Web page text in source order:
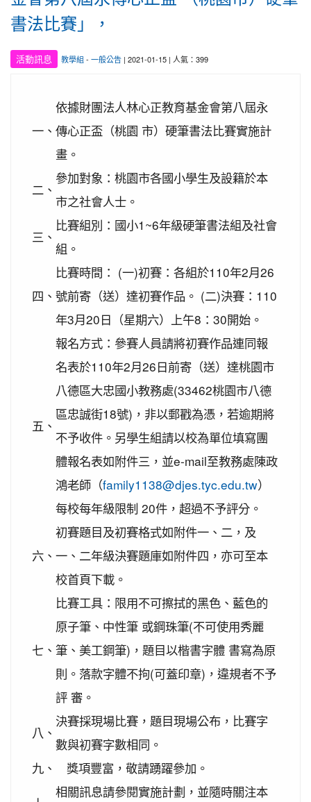
2020-12-14 賀!
本校學生參加110年桃園市中小學
校聯合運動會楊梅區選拔賽成績優異
2020-12-10
園圍棋對抗賽 成績優異
中正盃溜冰錦標賽成績優異
2020-11-16 賀!
恭賀本校六年四班學生林恩如參加
桃園市109年度「3Q達人故事甄選活動」，榮獲EQ
類(國小組)第二名
2020-11-06 賀!
本校學生參加2020年壢運盃羽球錦
標賽成績優異
2020-10-27 賀!
本校學生參加109年桃園市議長盃
跆拳道錦標賽成績優異
2020-10-27 賀!
本校學生參加109年桃園市議長盃
跆拳道錦標賽成績優異
2020-10-27
本校學生參加運動i台灣109年桃園
市平鎮楊梅區羽球社區聯誼賽成績優異
2020-10-27 賀!
本校學生參加109年第30屆會長盃
全國溜冰錦標賽成績優異
2020-10-27 賀!
本校學生參加109年桃園市基層運
動選手訓練站羽球類區域性對抗賽成績優異
2020-10-21
恭喜本校六年六班花逸珊同學參加
「桃園市109學年度學生美術比賽」獲得繪畫類第三
名! 四年四班黃品憲同學獲得繪畫類佳作!
2020-10-05 賀!
本校學生參加109年新竹縣運動i台
灣社區羽球聯誼賽成績優異
2020-09-10 賀!
本校學生參加109年桃園市運動會-
市長盃滑輪溜冰錦標賽暨109年全民運動會代表隊選
拔賽成績優異
2020-09-04 賀!
本校學生參加2020YONEX一線入
魂全國國小羽球分齡賽成績優異
2020-07-15 賀!
本校學生參加2020年第六屆新北市
寶獅萊夏季理事長盃溜冰錦標賽成績優異
2020-07-08
本校學生參加109年桃園市運動會
市長盃溜冰錦標賽成績優異
2020-03-11
2020-01-09 賀!
本校學生參加玄峰盃羽球錦標賽成
績優異
2019-12-20 賀!
本校學生參加108年臺北市中正盃
羽球錦標賽成績優異
書法比賽」，
活動訊息 教學組 - 一般公告| 2021-01-15 | 人氣：399
一、
依據財團法人林心正教育基金會第八屆永
傳心正盃（桃園 市）硬筆書法比賽實施計
畫。
二、
參加對象：桃園市各國小學生及設籍於本
市之社會人士。
三、
比賽組別：國小1~6年級硬筆書法組及社會
組。
四、
比賽時間： (一)初賽：各組於110年2月26
號前寄（送）達初賽作品。 (二)決賽：110
年3月20日（星期六）上午8：30開始。
五、
報名方式：參賽人員請將初賽作品連同報
名表於110年2月26日前寄（送）達桃園市
八德區大忠國小教務處(33462桃園市八德
區忠誠街18號)，非以郵戳為憑，若逾期將
不予收件。另學生組請以校為單位填寫團
體報名表如附件三，並e-mail至教務處陳政
鴻老師（family1138@djes.tyc.edu.tw）
每校每年級限制 20件，超過不予評分。
六、
初賽題目及初賽格式如附件一、二，及
一、二年級決賽題庫如附件四，亦可至本
校首頁下載。
七、
比賽工具：限用不可擦拭的黑色、藍色的
原子筆、中性筆 或鋼珠筆(不可使用秀麗
筆、美工鋼筆)，題目以楷書字體 書寫為原
則。落款字體不拘(可蓋印章)，違規者不予
評 審。
八、
決賽採現場比賽，題目現場公布，比賽字
數與初賽字數相同。
九、
獎項豐富，敬請踴躍參加。
相關訊息請參閱實施計劃，並隨時關注本